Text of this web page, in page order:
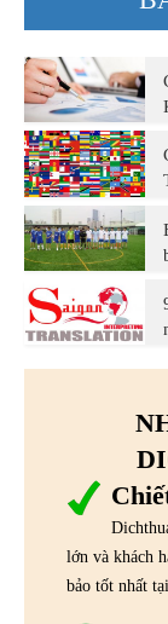
lớn và khách
bảo tốt nhất